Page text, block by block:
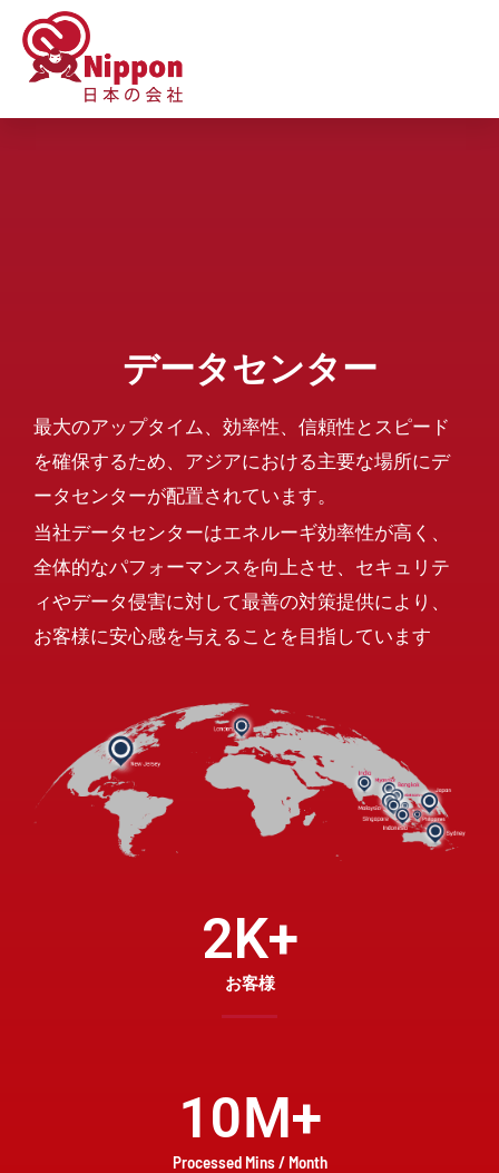
データセンター
最大のアップタイム、効率性、信頼性とスピード
を確保するため、アジアにおける主要な場所にデ
ータセンターが配置されています。
当社データセンターはエネルーギ効率性が高く、
全体的なパフォーマンスを向上させ、セキュリテ
ィやデータ侵害に対して最善の対策提供により、
お客様に安心感を与えることを目指しています
2K+
お客様
10M+
Processed Mins / Month